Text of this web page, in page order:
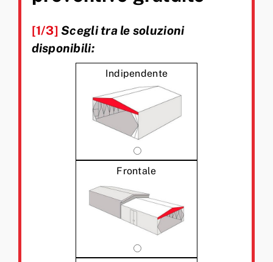
[1/3] Scegli tra le soluzioni
disponibili:
Indipendente
Frontale